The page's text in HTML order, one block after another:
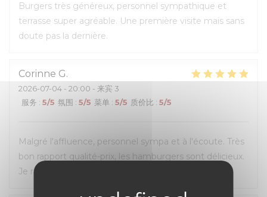
Burgers très généreux, personnel sympathique et
terrasse super agréable. Une première visite mais sans
doute pas la dernière.
Corinne G
2026-07-04 - 20:00 - 来宾 3
服务 : 5/5 氛围 : 5/5 菜单 : 5/5 质价比 : 5/5
Malgré l'affluence, personnel sympa et à l'écoute. Très
bon rapport qualité-prix, les hamburgers sont délicieux.
Je recommande.